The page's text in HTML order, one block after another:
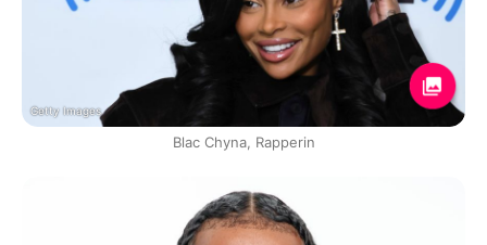
Getty Images
Blac Chyna, Rapperin